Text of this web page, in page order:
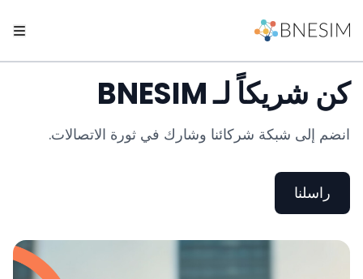
كن شريكاً لـ BNESIM
انضم إلى شبكة شركائنا وشارك في ثورة الاتصالات.
راسلنا